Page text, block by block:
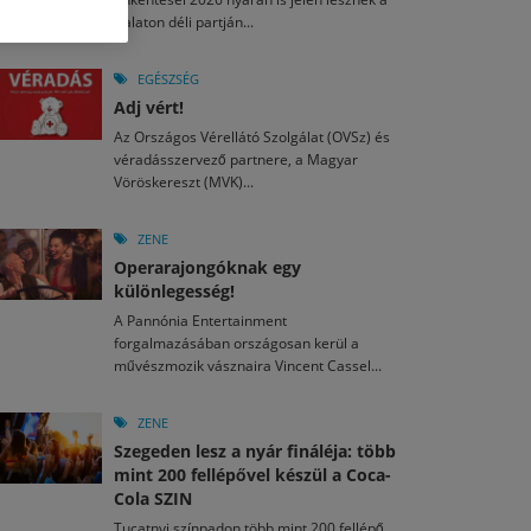
2026. JÚL. 15.
nézők 10 kedvenc filmje 2026 első félévében
2026. JÚL. 3.
án hozzánk is megérkezik a Rocktábor
2026. JÚL. 29.
a jubileumi Művészetek Völgye – még öt
ünnep
Fesztivál 2026
egy mese: 30 napos mesekihívást indít a Libri
2026. MÁJ. 11.
László kapta az Artisjus Irodalmi Nagydíjat
Balaton déli partján...
EGÉSZSÉG
Adj vért!
Az Országos Vérellátó Szolgálat (OVSz) és
véradásszervező partnere, a Magyar
Vöröskereszt (MVK)...
ZENE
Operarajongóknak egy
különlegesség!
A Pannónia Entertainment
forgalmazásában országosan kerül a
művészmozik vásznaira Vincent Cassel...
ZENE
Szegeden lesz a nyár fináléja: több
mint 200 fellépővel készül a Coca-
Cola SZIN